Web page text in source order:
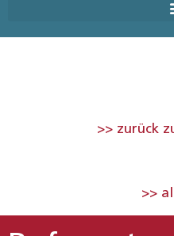
>> zurück
>>